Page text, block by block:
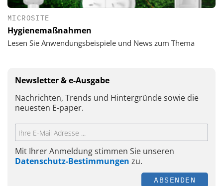
MICROSITE
Hygienemaßnahmen
Lesen Sie Anwendungsbeispiele und News zum Thema
Newsletter & e-Ausgabe
Nachrichten, Trends und Hintergründe sowie die
neuesten E-paper.
Mit Ihrer Anmeldung stimmen Sie unseren
Datenschutz-Bestimmungen zu.
ABSENDEN